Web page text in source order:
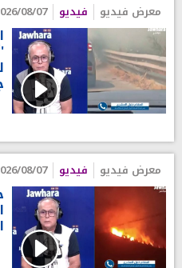
معرض فيديو فيديو 08/07 10:27
معرض فيديو فيديو 08/07 09:52